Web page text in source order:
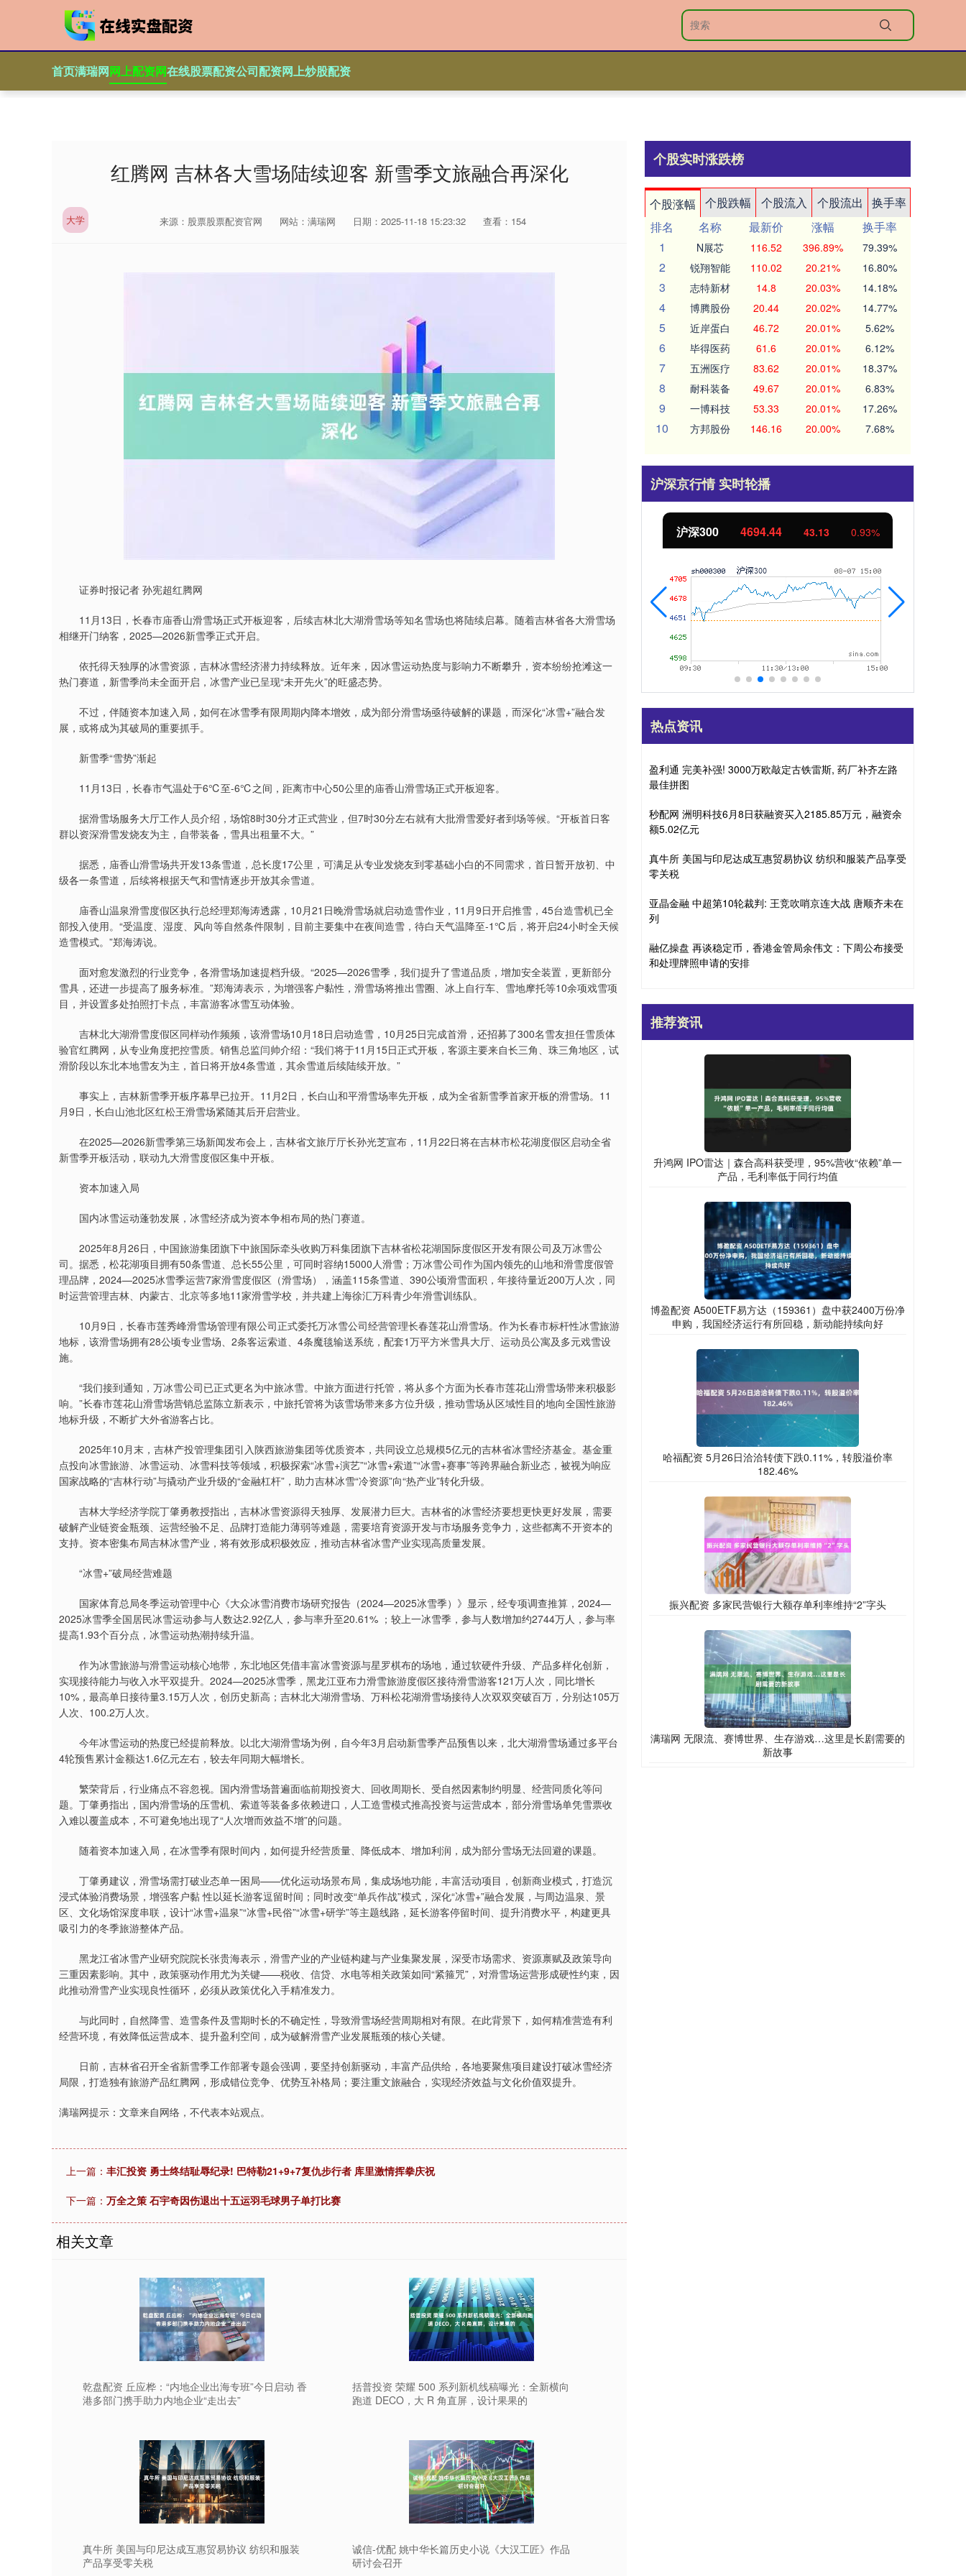
首页满瑞网网上配资网在线股票配资公司配资网上炒股配资
红腾网 吉林各大雪场陆续迎客 新雪季文旅融合再深化
大学 来源：股票股票配资官网 网站：满瑞网 日期：2025-11-18 15:23:32 查看：154
证券时报记者 孙宪超红腾网
11月13日，长春市庙香山滑雪场正式开板迎客，后续吉林北大湖滑雪场等知名雪场也将陆续启幕。随着吉林省各大滑雪场
相继开门纳客，2025—2026新雪季正式开启。
依托得天独厚的冰雪资源，吉林冰雪经济潜力持续释放。近年来，因冰雪运动热度与影响力不断攀升，资本纷纷抢滩这一
热门赛道，新雪季尚未全面开启，冰雪产业已呈现“未开先火”的旺盛态势。
不过，伴随资本加速入局，如何在冰雪季有限周期内降本增效，成为部分滑雪场亟待破解的课题，而深化“冰雪+”融合发
展，或将成为其破局的重要抓手。
新雪季“雪势”渐起
11月13日，长春市气温处于6℃至-6℃之间，距离市中心50公里的庙香山滑雪场正式开板迎客。
据滑雪场服务大厅工作人员介绍，场馆8时30分才正式营业，但7时30分左右就有大批滑雪爱好者到场等候。“开板首日客
群以资深滑雪发烧友为主，自带装备，雪具出租量不大。”
据悉，庙香山滑雪场共开发13条雪道，总长度17公里，可满足从专业发烧友到零基础小白的不同需求，首日暂开放初、中
级各一条雪道，后续将根据天气和雪情逐步开放其余雪道。
庙香山温泉滑雪度假区执行总经理郑海涛透露，10月21日晚滑雪场就启动造雪作业，11月9日开启推雪，45台造雪机已全
部投入使用。“受温度、湿度、风向等自然条件限制，目前主要集中在夜间造雪，待白天气温降至-1℃后，将开启24小时全天候
造雪模式。”郑海涛说。
面对愈发激烈的行业竞争，各滑雪场加速提档升级。“2025—2026雪季，我们提升了雪道品质，增加安全装置，更新部分
雪具，还进一步提高了服务标准。”郑海涛表示，为增强客户黏性，滑雪场将推出雪圈、冰上自行车、雪地摩托等10余项戏雪项
目，并设置多处拍照打卡点，丰富游客冰雪互动体验。
吉林北大湖滑雪度假区同样动作频频，该滑雪场10月18日启动造雪，10月25日完成首滑，还招募了300名雪友担任雪质体
验官红腾网，从专业角度把控雪质。销售总监闫帅介绍：“我们将于11月15日正式开板，客源主要来自长三角、珠三角地区，试
滑阶段以东北本地雪友为主，首日将开放4条雪道，其余雪道后续陆续开放。”
事实上，吉林新雪季开板序幕早已拉开。11月2日，长白山和平滑雪场率先开板，成为全省新雪季首家开板的滑雪场。11
月9日，长白山池北区红松王滑雪场紧随其后开启营业。
在2025—2026新雪季第三场新闻发布会上，吉林省文旅厅厅长孙光芝宣布，11月22日将在吉林市松花湖度假区启动全省
新雪季开板活动，联动九大滑雪度假区集中开板。
资本加速入局
国内冰雪运动蓬勃发展，冰雪经济成为资本争相布局的热门赛道。
2025年8月26日，中国旅游集团旗下中旅国际牵头收购万科集团旗下吉林省松花湖国际度假区开发有限公司及万冰雪公
司。据悉，松花湖项目拥有50条雪道、总长55公里，可同时容纳15000人滑雪；万冰雪公司作为国内领先的山地和滑雪度假管
理品牌，2024—2025冰雪季运营7家滑雪度假区（滑雪场），涵盖115条雪道、390公顷滑雪面积，年接待量近200万人次，同
时运营管理吉林、内蒙古、北京等多地11家滑雪学校，并共建上海徐汇万科青少年滑雪训练队。
10月9日，长春市莲秀峰滑雪场管理有限公司正式委托万冰雪公司经营管理长春莲花山滑雪场。作为长春市标杆性冰雪旅游
地标，该滑雪场拥有28公顷专业雪场、2条客运索道、4条魔毯输送系统，配套1万平方米雪具大厅、运动员公寓及多元戏雪设
施。
“我们接到通知，万冰雪公司已正式更名为中旅冰雪。中旅方面进行托管，将从多个方面为长春市莲花山滑雪场带来积极影
响。”长春市莲花山滑雪场营销总监陈立新表示，中旅托管将为该雪场带来多方位升级，推动雪场从区域性目的地向全国性旅游
地标升级，不断扩大外省游客占比。
2025年10月末，吉林产投管理集团引入陕西旅游集团等优质资本，共同设立总规模5亿元的吉林省冰雪经济基金。基金重
点投向冰雪旅游、冰雪运动、冰雪科技等领域，积极探索“冰雪+演艺”“冰雪+索道”“冰雪+赛事”等跨界融合新业态，被视为响应
国家战略的“吉林行动”与撬动产业升级的“金融杠杆”，助力吉林冰雪“冷资源”向“热产业”转化升级。
吉林大学经济学院丁肇勇教授指出，吉林冰雪资源得天独厚、发展潜力巨大。吉林省的冰雪经济要想更快更好发展，需要
破解产业链资金瓶颈、运营经验不足、品牌打造能力薄弱等难题，需要培育资源开发与市场服务竞争力，这些都离不开资本的
支持。资本密集布局吉林冰雪产业，将有效形成积极效应，推动吉林省冰雪产业实现高质量发展。
“冰雪+”破局经营难题
国家体育总局冬季运动管理中心《大众冰雪消费市场研究报告（2024—2025冰雪季）》显示，经专项调查推算，2024—
2025冰雪季全国居民冰雪运动参与人数达2.92亿人，参与率升至20.61% ；较上一冰雪季，参与人数增加约2744万人，参与率
提高1.93个百分点，冰雪运动热潮持续升温。
作为冰雪旅游与滑雪运动核心地带，东北地区凭借丰富冰雪资源与星罗棋布的场地，通过软硬件升级、产品多样化创新，
实现接待能力与收入水平双提升。2024—2025冰雪季，黑龙江亚布力滑雪旅游度假区接待滑雪游客121万人次，同比增长
10%，最高单日接待量3.15万人次，创历史新高；吉林北大湖滑雪场、万科松花湖滑雪场接待人次双双突破百万，分别达105万
人次、100.2万人次。
今年冰雪运动的热度已经提前释放。以北大湖滑雪场为例，自今年3月启动新雪季产品预售以来，北大湖滑雪场通过多平台
4轮预售累计金额达1.6亿元左右，较去年同期大幅增长。
繁荣背后，行业痛点不容忽视。国内滑雪场普遍面临前期投资大、回收周期长、受自然因素制约明显、经营同质化等问
题。丁肇勇指出，国内滑雪场的压雪机、索道等装备多依赖进口，人工造雪模式推高投资与运营成本，部分滑雪场单凭雪票收
入难以覆盖成本，不可避免地出现了“人次增而效益不增”的问题。
随着资本加速入局，在冰雪季有限时间内，如何提升经营质量、降低成本、增加利润，成为部分雪场无法回避的课题。
丁肇勇建议，滑雪场需打破业态单一困局——优化运动场景布局，集成场地功能，丰富活动项目，创新商业模式，打造沉
浸式体验消费场景，增强客户黏 性以延长游客逗留时间；同时改变“单兵作战”模式，深化“冰雪+”融合发展，与周边温泉、景
区、文化场馆深度串联，设计“冰雪+温泉”“冰雪+民俗”“冰雪+研学”等主题线路，延长游客停留时间、提升消费水平，构建更具
吸引力的冬季旅游整体产品。
黑龙江省冰雪产业研究院院长张贵海表示，滑雪产业的产业链构建与产业集聚发展，深受市场需求、资源禀赋及政策导向
三重因素影响。其中，政策驱动作用尤为关键——税收、信贷、水电等相关政策如同“紧箍咒”，对滑雪场运营形成硬性约束，因
此推动滑雪产业实现良性循环，必须从政策优化入手精准发力。
与此同时，自然降雪、造雪条件及雪期时长的不确定性，导致滑雪场经营周期相对有限。在此背景下，如何精准营造有利
经营环境，有效降低运营成本、提升盈利空间，成为破解滑雪产业发展瓶颈的核心关键。
日前，吉林省召开全省新雪季工作部署专题会强调，要坚持创新驱动，丰富产品供给，各地要聚焦项目建设打破冰雪经济
局限，打造独有旅游产品红腾网，形成错位竞争、优势互补格局；要注重文旅融合，实现经济效益与文化价值双提升。
满瑞网提示：文章来自网络，不代表本站观点。
上一篇： 丰汇投资 勇士终结耻辱纪录! 巴特勒21+9+7复仇步行者 库里激情挥拳庆祝
下一篇： 万全之策 石宇奇因伤退出十五运羽毛球男子单打比赛
相关文章
乾盘配资 丘应桦：“内地企业出海专班”今日启动 香
港多部门携手助力内地企业“走出去”
括普投资 荣耀 500 系列新机线稿曝光：全新横向
跑道 DECO，大 R 角直屏，设计果果的
真牛所 美国与印尼达成互惠贸易协议 纺织和服装
产品享受零关税
诚信-优配 姚中华长篇历史小说《大汉工匠》作品
研讨会召开
个股实时涨跌榜
个股涨幅 个股跌幅 个股流入 个股流出
换手率
排名
名称 最新价 涨幅
换手率
1
N展芯 116.52 396.89% 79.39%
2 锐翔智能 110.02 20.21% 16.80%
3 志特新材 14.8 20.03% 14.18%
4 博腾股份 20.44 20.02% 14.77%
5 近岸蛋白 46.72 20.01% 5.62%
6 毕得医药 61.6 20.01% 6.12%
7 五洲医疗 83.62 20.01% 18.37%
8 耐科装备 49.67 20.01% 6.83%
9 一博科技 53.33 20.01% 17.26%
10 方邦股份 146.16 20.00% 7.68%
沪深京行情 实时轮播
沪深300 北证50 1134.24 11.37 1.01%
热点资讯
盈利通 完美补强! 3000万欧敲定古铁雷斯, 药厂补齐左路
最佳拼图
秒配网 洲明科技6月8日获融资买入2185.85万元，融资余
额5.02亿元
真牛所 美国与印尼达成互惠贸易协议 纺织和服装产品享受
零关税
亚晶金融 中超第10轮裁判: 王竞吹哨京连大战 唐顺齐未在
列
融亿操盘 再谈稳定币，香港金管局余伟文：下周公布接受
和处理牌照申请的安排
推荐资讯
升鸿网 IPO雷达｜森合高科获受理，95%营收“依赖”单一
产品，毛利率低于同行均值
博盈配资 A500ETF易方达（159361）盘中获2400万份净
申购，我国经济运行有所回稳，新动能持续向好
哈福配资 5月26日洽洽转债下跌0.11%，转股溢价率
182.46%
振兴配资 多家民营银行大额存单利率维持“2”字头
满瑞网 无限流、赛博世界、生存游戏…这里是长剧需要的
新故事